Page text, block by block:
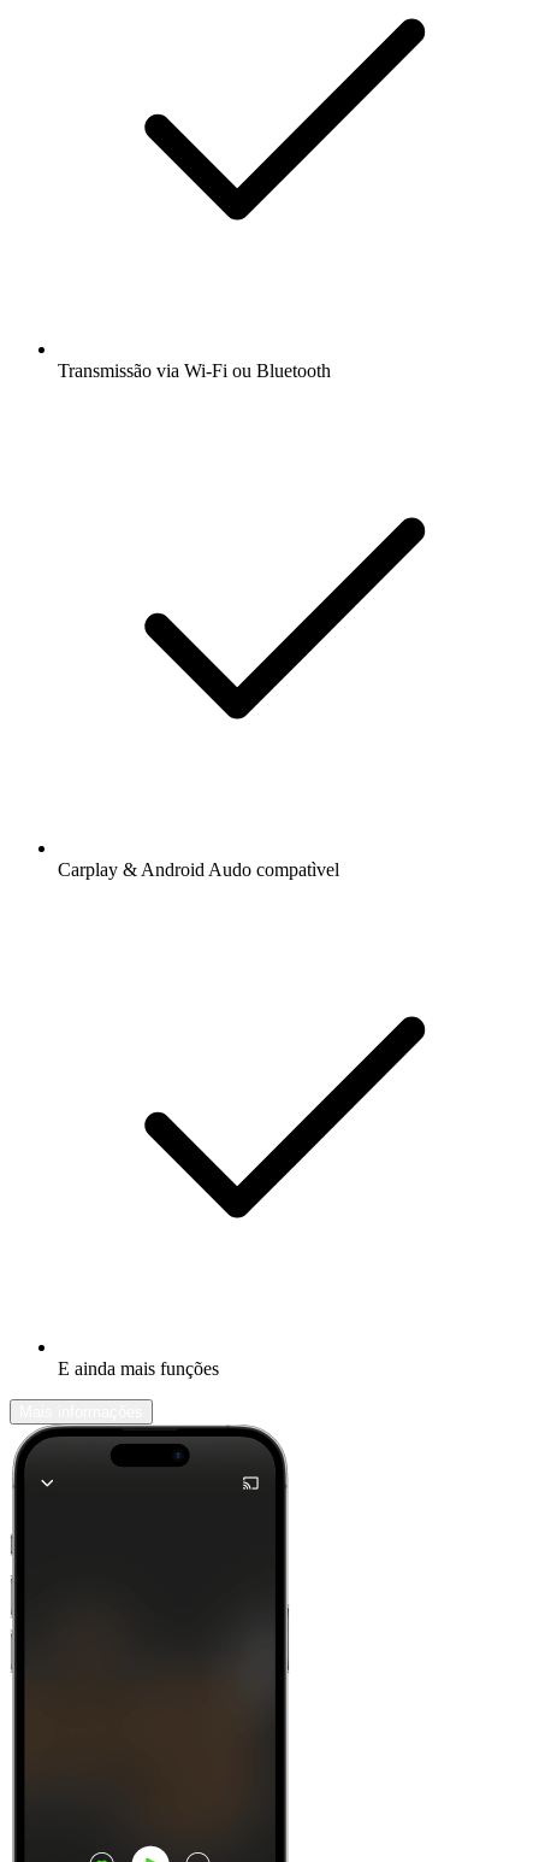
Transmissão via Wi-Fi ou Bluetooth
Carplay & Android Audo compatìvel
E ainda mais funções